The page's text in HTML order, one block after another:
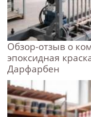
Обзор-отзыв о
эпоксидная
Дарфарбен